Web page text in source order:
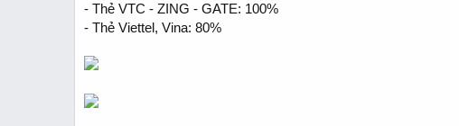
- Thẻ VTC - ZING - GATE: 100%
- Thẻ Viettel, Vina: 80%